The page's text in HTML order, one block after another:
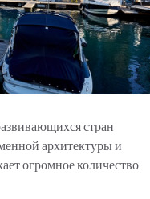
стран
архитектуры и
огромное количество